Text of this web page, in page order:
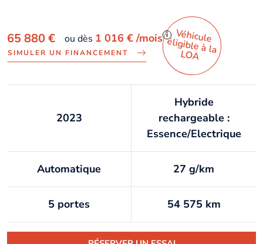
65 880 € ou dès 1 016 €/mois i
SIMULER UN FINANCEMENT
Véhicule
éligible à la
LO
A
2023
Hybride
rechargeable :
Essence/Electrique
Automatique 27 g/km
5 portes 54 575 km